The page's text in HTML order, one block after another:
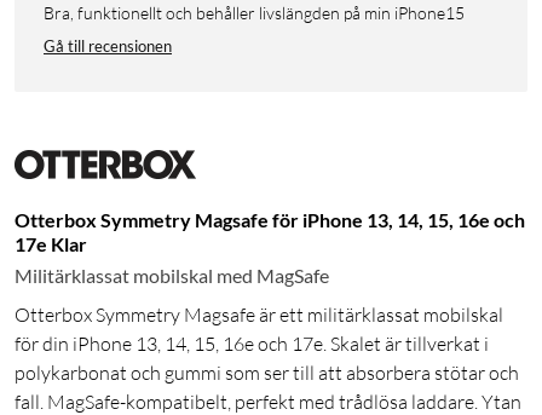
Bra, funktionellt och behåller livslängden på min iPhone15
Gå till recensionen
Otterbox Symmetry Magsafe för iPhone 13, 14, 15, 16e och
17e Klar
Militärklassat mobilskal med MagSafe
Otterbox Symmetry Magsafe är ett militärklassat mobilskal
för din iPhone 13, 14, 15, 16e och 17e. Skalet är tillverkat i
polykarbonat och gummi som ser till att absorbera stötar och
fall. MagSafe-kompatibelt, perfekt med trådlösa laddare. Ytan